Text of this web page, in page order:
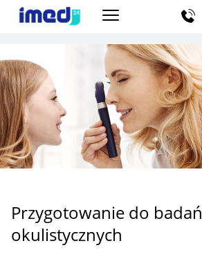
Przygotowanie do badań
okulistycznych